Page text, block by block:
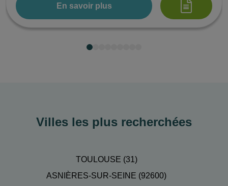
En savoir plus
Villes les plus recherchées
TOULOUSE (31)
ASNIÈRES-SUR-SEINE (92600)